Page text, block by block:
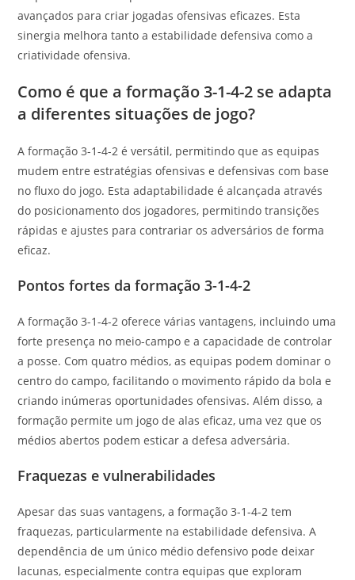
avançados para criar jogadas ofensivas eficazes. Esta
sinergia melhora tanto a estabilidade defensiva como a
criatividade ofensiva.
Como é que a formação 3-1-4-2 se adapta
a diferentes situações de jogo?
A formação 3-1-4-2 é versátil, permitindo que as equipas
mudem entre estratégias ofensivas e defensivas com base
no fluxo do jogo. Esta adaptabilidade é alcançada através
do posicionamento dos jogadores, permitindo transições
rápidas e ajustes para contrariar os adversários de forma
eficaz.
Pontos fortes da formação 3-1-4-2
A formação 3-1-4-2 oferece várias vantagens, incluindo uma
forte presença no meio-campo e a capacidade de controlar
a posse. Com quatro médios, as equipas podem dominar o
centro do campo, facilitando o movimento rápido da bola e
criando inúmeras oportunidades ofensivas. Além disso, a
formação permite um jogo de alas eficaz, uma vez que os
médios abertos podem esticar a defesa adversária.
Fraquezas e vulnerabilidades
Apesar das suas vantagens, a formação 3-1-4-2 tem
fraquezas, particularmente na estabilidade defensiva. A
dependência de um único médio defensivo pode deixar
lacunas, especialmente contra equipas que exploram